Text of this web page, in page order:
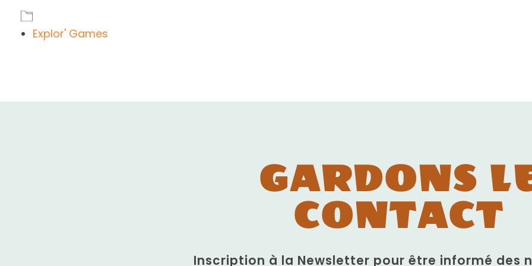
Explor' Games
GARDONS
CONTACT
Inscription à la Newsletter pour être informé des